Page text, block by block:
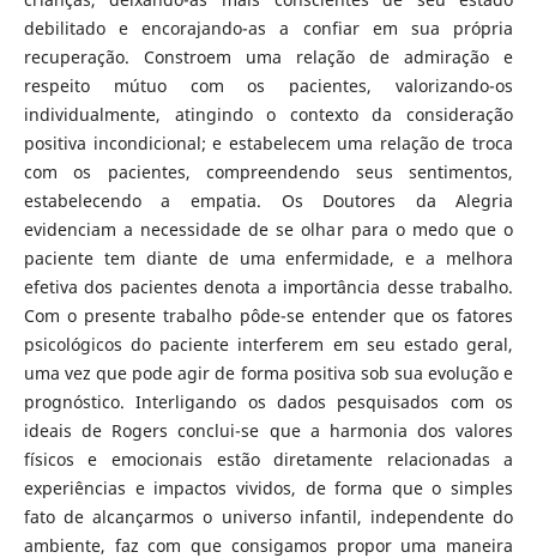
debilitado e encorajando-as a confiar em sua própria
recuperação. Constroem uma relação de admiração e
respeito mútuo com os pacientes, valorizando-os
individualmente, atingindo o contexto da consideração
positiva incondicional; e estabelecem uma relação de troca
com os pacientes, compreendendo seus sentimentos,
estabelecendo a empatia. Os Doutores da Alegria
evidenciam a necessidade de se olhar para o medo que o
paciente tem diante de uma enfermidade, e a melhora
efetiva dos pacientes denota a importância desse trabalho.
Com o presente trabalho pôde-se entender que os fatores
psicológicos do paciente interferem em seu estado geral,
uma vez que pode agir de forma positiva sob sua evolução e
prognóstico. Interligando os dados pesquisados com os
ideais de Rogers conclui-se que a harmonia dos valores
físicos e emocionais estão diretamente relacionadas a
experiências e impactos vividos, de forma que o simples
fato de alcançarmos o universo infantil, independente do
ambiente, faz com que consigamos propor uma maneira